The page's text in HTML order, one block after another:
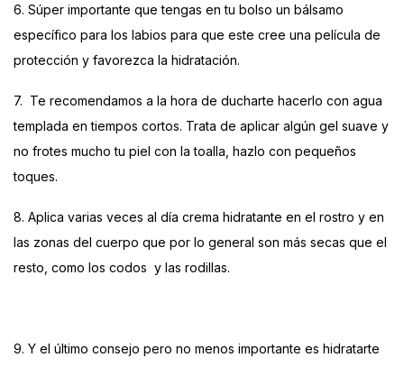
6. Súper importante que tengas en tu bolso un bálsamo
específico para los labios para que este cree una película de
protección y favorezca la hidratación.
7. Te recomendamos a la hora de ducharte hacerlo con agua
templada en tiempos cortos. Trata de aplicar algún gel suave y
no frotes mucho tu piel con la toalla, hazlo con pequeños
toques.
8. Aplica varias veces al día crema hidratante en el rostro y en
las zonas del cuerpo que por lo general son más secas que el
resto, como los codos y las rodillas.
9. Y el último consejo pero no menos importante es hidratarte